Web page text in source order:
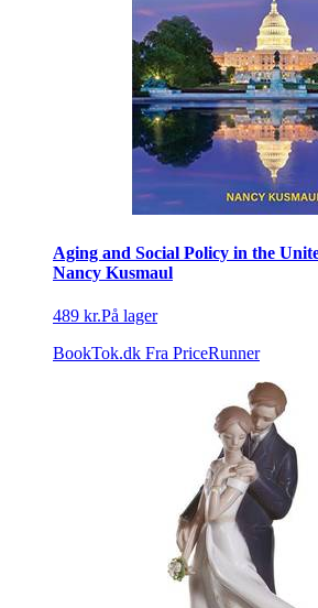
Aging and Social Policy in the
Nancy Kusmaul
489 kr.På lager
BookTok.dk Fra PriceRunner